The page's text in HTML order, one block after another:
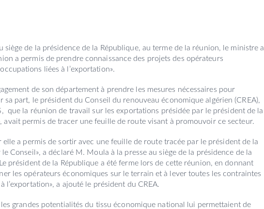
siège de la présidence de la République, au terme de la réunion, le ministre a
a permis de prendre connaissance des projets des opérateurs
liées à l’exportation».
de son département à prendre les mesures nécessaires pour
part, le président du Conseil du renouveau économique algérien (CREA),
que la réunion de travail sur les exportations présidée par le président de la
avait permis de tracer une feuille de route visant à promouvoir ce secteur.
a permis de sortir avec une feuille de route tracée par le président de la
Conseil», a déclaré M. Moula à la presse au siège de la présidence de la
président de la République a été ferme lors de cette réunion, en donnant
les opérateurs économiques sur le terrain et à lever toutes les contraintes
l’exportation», a ajouté le président du CREA.
les grandes potentialités du tissu économique national lui permettaient de